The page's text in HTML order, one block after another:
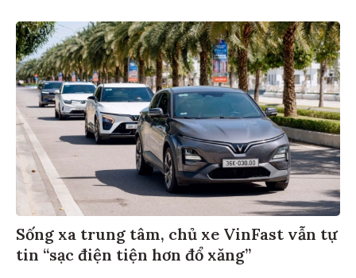
Sống xa trung tâm, chủ xe VinFast vẫn tự
tin “sạc điện tiện hơn đổ xăng”